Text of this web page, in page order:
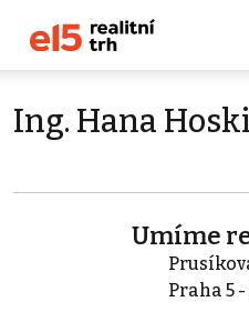
Ing. Hana
Umíme
Praha 5